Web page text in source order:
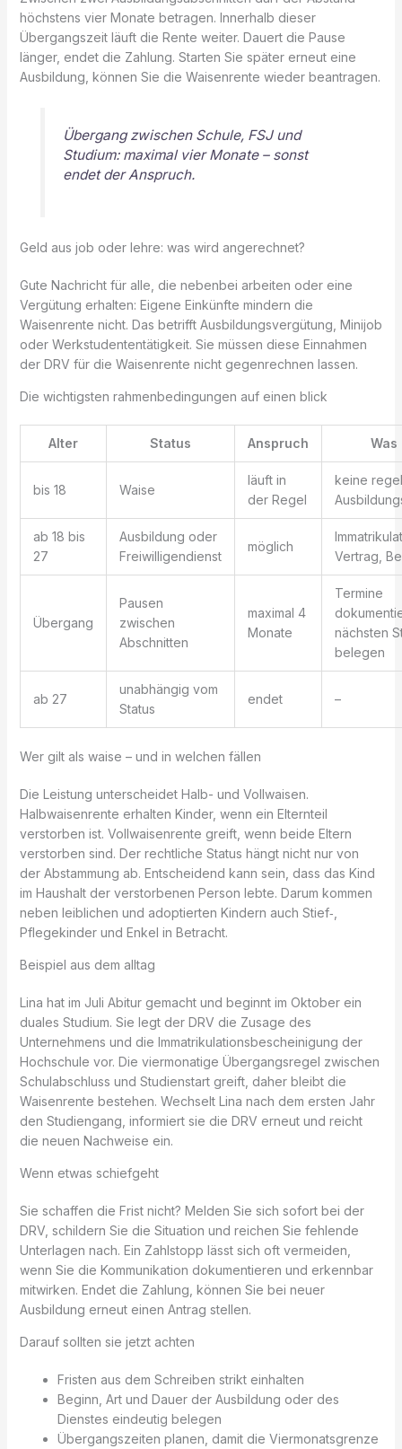
höchstens vier Monate betragen. Innerhalb dieser
Übergangszeit läuft die Rente weiter. Dauert die Pause
länger, endet die Zahlung. Starten Sie später erneut eine
Ausbildung, können Sie die Waisenrente wieder beantragen.
Übergang zwischen Schule, FSJ und
Studium: maximal vier Monate – sonst
endet der Anspruch.
Geld aus job oder lehre: was wird angerechnet?
Gute Nachricht für alle, die nebenbei arbeiten oder eine
Vergütung erhalten: Eigene Einkünfte mindern die
Waisenrente nicht. Das betrifft Ausbildungsvergütung, Minijob
oder Werkstudententätigkeit. Sie müssen diese Einnahmen
der DRV für die Waisenrente nicht gegenrechnen lassen.
Die wichtigsten rahmenbedingungen auf einen blick
Alter Status Anspruch Was
bis 18 Waise
läuft in
der Regel
keine
ab 18 bis
27
Ausbildung oder
Freiwilligendienst
möglich
Vertrag,
Übergang
Pausen
zwischen
Abschnitten
maximal 4
Monate
Termine
nächsten
belegen
ab 27
unabhängig vom
Status
endet –
Wer gilt als waise – und in welchen fällen
Die Leistung unterscheidet Halb- und Vollwaisen.
Halbwaisenrente erhalten Kinder, wenn ein Elternteil
verstorben ist. Vollwaisenrente greift, wenn beide Eltern
verstorben sind. Der rechtliche Status hängt nicht nur von
der Abstammung ab. Entscheidend kann sein, dass das Kind
im Haushalt der verstorbenen Person lebte. Darum kommen
neben leiblichen und adoptierten Kindern auch Stief‑,
Pflegekinder und Enkel in Betracht.
Beispiel aus dem alltag
Lina hat im Juli Abitur gemacht und beginnt im Oktober ein
duales Studium. Sie legt der DRV die Zusage des
Unternehmens und die Immatrikulationsbescheinigung der
Hochschule vor. Die viermonatige Übergangsregel zwischen
Schulabschluss und Studienstart greift, daher bleibt die
Waisenrente bestehen. Wechselt Lina nach dem ersten Jahr
den Studiengang, informiert sie die DRV erneut und reicht
die neuen Nachweise ein.
Wenn etwas schiefgeht
Sie schaffen die Frist nicht? Melden Sie sich sofort bei der
DRV, schildern Sie die Situation und reichen Sie fehlende
Unterlagen nach. Ein Zahlstopp lässt sich oft vermeiden,
wenn Sie die Kommunikation dokumentieren und erkennbar
mitwirken. Endet die Zahlung, können Sie bei neuer
Ausbildung erneut einen Antrag stellen.
Darauf sollten sie jetzt achten
Fristen aus dem Schreiben strikt einhalten
Beginn, Art und Dauer der Ausbildung oder des
Dienstes eindeutig belegen
Übergangszeiten planen, damit die Viermonatsgrenze